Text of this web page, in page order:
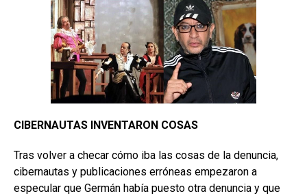
CIBERNAUTAS INVENTARON COSAS
Tras volver a checar cómo iba las cosas de la denuncia,
cibernautas y publicaciones erróneas empezaron a
especular que Germán había puesto otra denuncia y que